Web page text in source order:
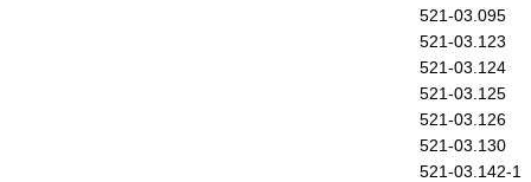
521-03.095
521-03.123
521-03.124
521-03.125
521-03.126
521-03.130
521-03.142-1